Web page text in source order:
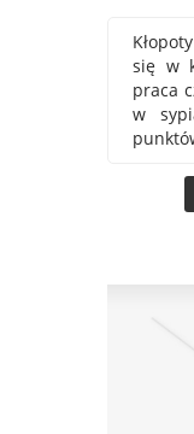
się w
praca
w